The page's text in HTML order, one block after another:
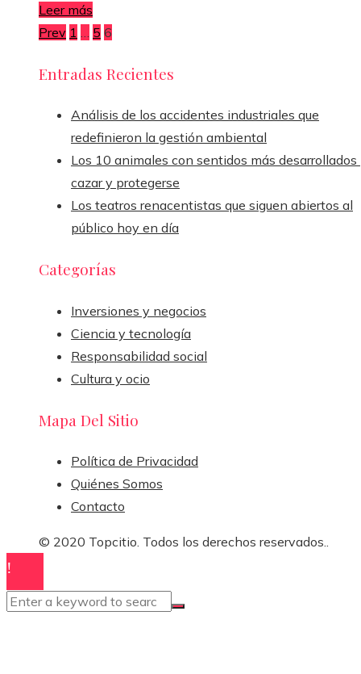
Leer más
Paginación
de
entradas
Prev 1 5 6
Entradas Recientes
Análisis de los accidentes industriales que
redefinieron la gestión ambiental
Los 10 animales con sentidos más desarrollados
cazar y protegerse
Los teatros renacentistas que siguen abiertos al
público hoy en día
Categorías
Inversiones y negocios
Ciencia y tecnología
Responsabilidad social
Cultura y ocio
Mapa Del Sitio
Política de Privacidad
Quiénes Somos
Contacto
© 2020 Topcitio. Todos los derechos reservados..